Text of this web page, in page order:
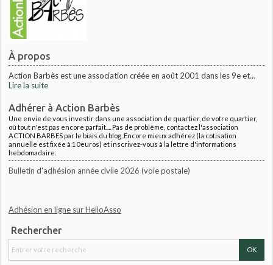
À propos
Action Barbès est une association créée en août 2001 dans les 9e et...
Lire la suite
Adhérer à Action Barbès
Une envie de vous investir dans une association de quartier, de votre quartier,
où tout n'est pas encore parfait.... Pas de problème, contactez l'association
ACTION BARBES par le biais du blog. Encore mieux adhérez (la cotisation
annuelle est fixée à 10euros) et inscrivez-vous à la lettre d'informations
hebdomadaire.
Bulletin d'adhésion année civile 2026 (voie postale)
Adhésion en ligne sur HelloAsso
Rechercher